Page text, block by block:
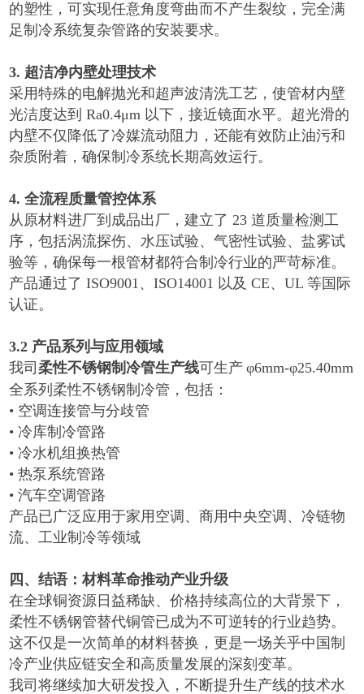
的塑性，可实现任意角度弯曲而不产生裂纹，完全满
足制冷系统复杂管路的安装要求。
3. 超洁净内壁处理技术
采用特殊的电解抛光和超声波清洗工艺，使管材内壁
光洁度达到 Ra0.4μm 以下，接近镜面水平。超光滑的
内壁不仅降低了冷媒流动阻力，还能有效防止油污和
杂质附着，确保制冷系统长期高效运行。
4.全流程质量管控体系
从原材料进厂到成品出厂，建立了 23道质量检测工
序，包括涡流探伤、水压试验、气密性试验、盐雾试
验等，确保每一根管材都符合制冷行业的严苛标准。
产品通过了ISO9001、ISO14001 以及CE、UL等国际
认证。
3.2 产品系列与应用领域
我司柔性不锈钢制冷管生产线可生产 φ6mm-φ25.40mm
全系列柔性不锈钢制冷管，包括：
• 空调连接管与分歧管
•冷库制冷管路
•冷水机组换热管
•热泵系统管路
•汽车空调管路
产品已广泛应用于家用空调、商用中央空调、冷链物
流、工业制冷等领域
四、结语：材料革命推动产业升级
在全球铜资源日益稀缺、价格持续高位的大背景下，
柔性不锈钢管替代铜管已成为不可逆转的行业趋势。
这不仅是一次简单的材料替换，更是一场关乎中国制
冷产业供应链安全和高质量发展的深刻变革。
我司将继续加大研发投入，不断提升生产线的技术水